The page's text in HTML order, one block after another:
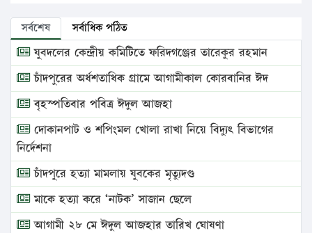
সর্বশেষ সর্বাধিক পঠিত
যুবদলের কেন্দ্রীয় কমিটিতে ফরিদগঞ্জের তারেকুর রহমান
চাঁদপুরের অর্ধশতাধিক গ্রামে আগামীকাল কোরবানির ঈদ
বৃহস্পতিবার পবিত্র ঈদুল আজহা
দোকানপাট ও শপিংমল খোলা রাখা নিয়ে বিদ্যুৎ বিভাগের
নির্দেশনা
চাঁদপুরে হত্যা মামলায় যুবকের মৃত্যুদণ্ড
মাকে হত্যা করে ‘নাটক’ সাজান ছেলে
আগামী ২৮ মে ঈদুল আজহার তারিখ ঘোষণা